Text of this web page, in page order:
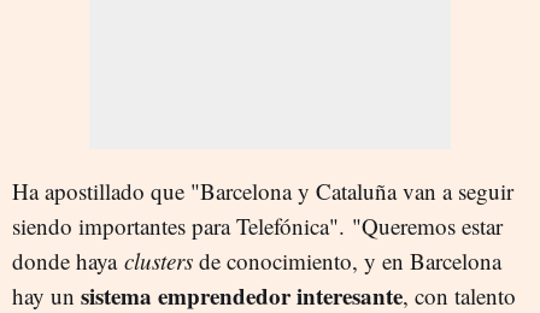
Ha apostillado que "Barcelona y Cataluña van a seguir
siendo importantes para Telefónica". "Queremos estar
donde haya clusters de conocimiento, y en Barcelona
hay un sistema emprendedor interesante, con talento